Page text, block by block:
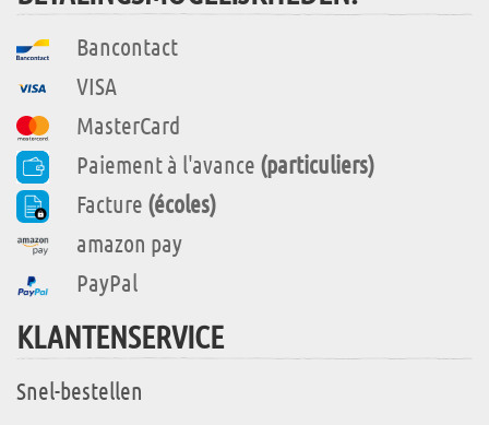
Bancontact
VISA
MasterCard
Paiement à l'avance (particuliers)
Facture (écoles)
amazon pay
PayPal
KLANTENSERVICE
Snel-bestellen